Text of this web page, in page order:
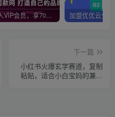
加入VIP会员，享70%的推广提成，免费学习多种网上创业课程，菜鸟秒变大神！
下一篇
小红书火爆玄学赛道，复制
粘贴，适合小白宝妈的兼职